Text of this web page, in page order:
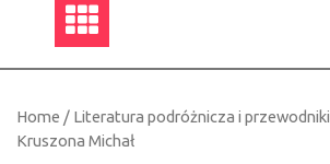
Home / Literatura podróżnicza i przewodniki
Kruszona Michał